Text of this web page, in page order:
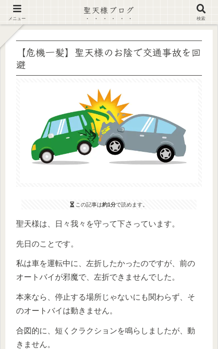
【注意喚起】偽サイト及び偽情報に注意 ▶確認する◀
【危機一髪】聖天様のお陰で交通事故を回
避
この記事は約1分で読めます。
聖天様は、日々我々を守って下さっています。
先日のことです。
私は車を運転中に、左折したかったのですが、前の
オートバイが邪魔で、左折できませんでした。
本来なら、停止する場所じゃないにも関わらず、そ
のオートバイは動きません。
合図的に、短くクラクションを鳴らしましたが、動
きません。
メニュー
聖天様ブログ
検索